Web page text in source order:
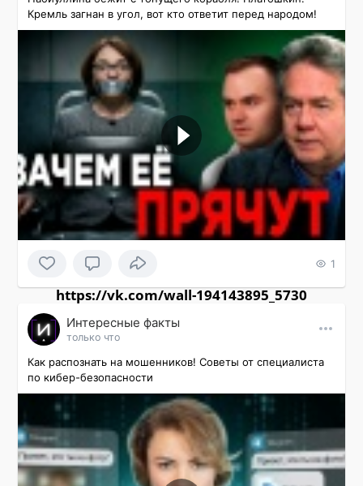
Кремль загнан в угол, вот кто ответит перед народом!
1
https://vk.com/wall-194143895_5730
Интересные факты
только что
Как распознать на мошенников! Советы от специалиста
по кибер-безопасности